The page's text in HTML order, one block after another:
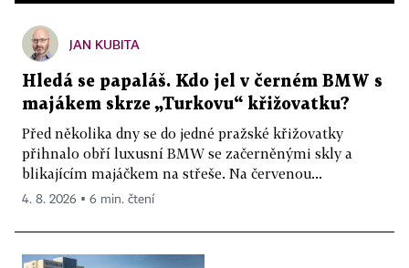
JAN KUBITA
Hledá se papaláš. Kdo jel v černém BMW s
majákem skrze „Turkovu“ křižovatku?
Před několika dny se do jedné pražské křižovatky
přihnalo obří luxusní BMW se začerněnými skly a
blikajícím majáčkem na střeše. Na červenou...
4. 8. 2026 ▪ 6 min. čtení